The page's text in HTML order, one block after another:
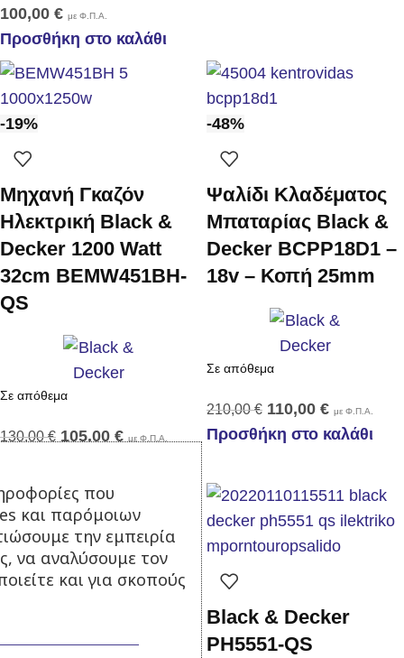
100,00 € με Φ.Π.Α.
Προσθήκη στο καλάθι
-19%
Μηχανή Γκαζόν
Ηλεκτρική Black &
Decker 1200 Watt
32cm BEMW451BH-
QS
Σε απόθεμα
130,00€ 105,00 € με Φ.Π.Α.
-48%
Ψαλίδι Κλαδέματος
Μπαταρίας Black &
Decker BCPP18D1 –
18v – Κοπή 25mm
Σε απόθεμα
210,00€ 110,00 € με Φ.Π.Α.
Προσθήκη στο καλάθι
Black & Decker
PH5551-QS
που
και παρόμοιων
την εμπειρία
να αναλύσουμε τον
και για σκοπούς